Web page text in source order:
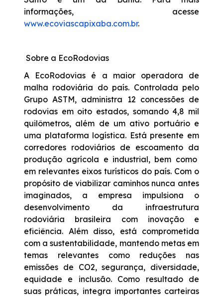
informações, acesse
www.ecoviascapixaba.com.br.
Sobre a EcoRodovias
A EcoRodovias é a maior operadora de
malha rodoviária do país. Controlada pelo
Grupo ASTM, administra 12 concessões de
rodovias em oito estados, somando 4,8 mil
quilômetros, além de um ativo portuário e
uma plataforma logística. Está presente em
corredores rodoviários de escoamento da
produção agrícola e industrial, bem como
em relevantes eixos turísticos do país. Com o
propósito de viabilizar caminhos nunca antes
imaginados, a empresa impulsiona o
desenvolvimento da infraestrutura
rodoviária brasileira com inovação e
eficiência. Além disso, está comprometida
com a sustentabilidade, mantendo metas em
temas relevantes como reduções nas
emissões de CO2, segurança, diversidade,
equidade e inclusão. Como resultado de
suas práticas, integra importantes carteiras